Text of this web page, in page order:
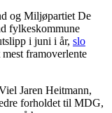
og Miljøpartiet De
fylkeskommune
i juni i år, slo
framoverlente
Jaren Heitmann,
forholdet til MDG,